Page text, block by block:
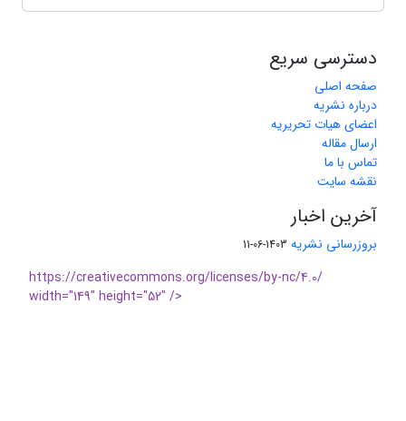
دسترسی سریع
صفحه اصلی
درباره نشریه
اعضای هیات تحریریه
ارسال مقاله
تماس با ما
نقشه سایت
آخرین اخبار
بروزرسانی نشریه 1403-06-11
https://creativecommons.org/licenses/by-nc/4.0/
width="149" height="52" />